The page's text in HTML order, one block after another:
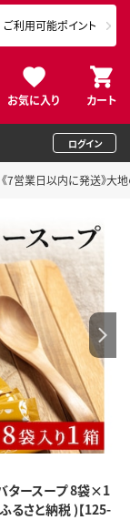
お気に入り カート
ご利用可能ポイント
ログイン
《7営業日以内に発送》大
タースープ 8袋×1
るさと納税 )【125-